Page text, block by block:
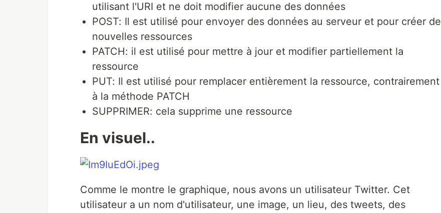
utilisant l'URI et ne doit modifier aucune des données
POST: Il est utilisé pour envoyer des données au serveur et pour créer de
nouvelles ressources
PATCH: il est utilisé pour mettre à jour et modifier partiellement la
ressource
PUT: Il est utilisé pour remplacer entièrement la ressource, contrairement
à la méthode PATCH
SUPPRIMER: cela supprime une ressource
En visuel..
Comme le montre le graphique, nous avons un utilisateur Twitter. Cet
utilisateur a un nom d'utilisateur, une image, un lieu, des tweets, des